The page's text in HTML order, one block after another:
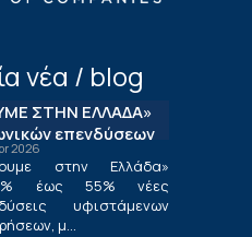
νέα / blog
ΣΤΗΝ ΕΛΛΑΔΑ»
επενδύσεων
2026
στην Ελλάδα»
έως 55% νέες
υφιστάμενων
μ...